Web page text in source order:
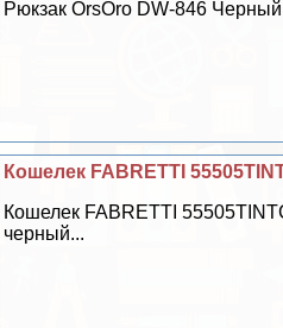
Рюкзак OrsOro DW-846
Кошелек FABRETTI
Кошелек FABRETTI
черный...